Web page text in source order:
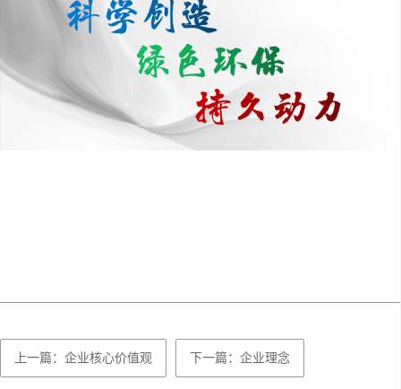
上一篇：企业核心价值观 下一篇：企业理念